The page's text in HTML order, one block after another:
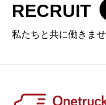
RECRUIT
私たちと共に働きま